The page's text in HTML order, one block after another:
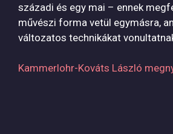
századi és egy mai – ennek
művészi forma vetül egymásra,
változatos technikákat
Kammerlohr-Kováts László